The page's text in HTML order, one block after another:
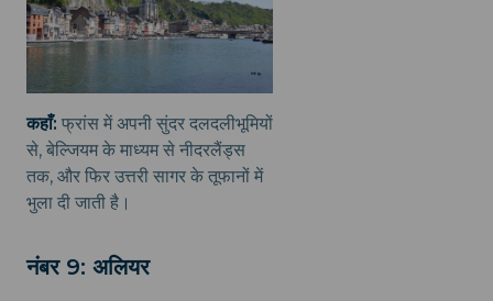
कहाँ: फ्रांस में अपनी सुंदर दलदलीभूमियों
से, बेल्जियम के माध्यम से नीदरलैंड्स
तक, और फिर उत्तरी सागर के तूफानों में
भुला दी जाती है।
नंबर 9: अलियर